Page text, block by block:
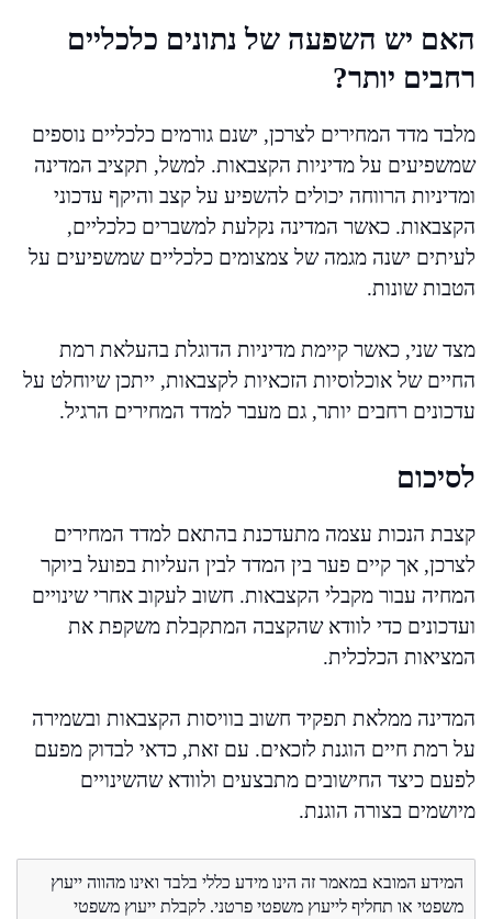
האם יש השפעה של נתונים כלכליים
רחבים יותר?
מלבד מדד המחירים לצרכן, ישנם גורמים כלכליים נוספים
שמשפיעים על מדיניות הקצבאות. למשל, תקציב המדינה
ומדיניות הרווחה יכולים להשפיע על קצב והיקף עדכוני
הקצבאות. כאשר המדינה נקלעת למשברים כלכליים,
לעיתים ישנה מגמה של צמצומים כלכליים שמשפיעים על
הטבות שונות.
מצד שני, כאשר קיימת מדיניות הדוגלת בהעלאת רמת
החיים של אוכלוסיות הזכאיות לקצבאות, ייתכן שיוחלט על
עדכונים רחבים יותר, גם מעבר למדד המחירים הרגיל.
לסיכום
קצבת הנכות עצמה מתעדכנת בהתאם למדד המחירים
לצרכן, אך קיים פער בין המדד לבין העליות בפועל ביוקר
המחיה עבור מקבלי הקצבאות. חשוב לעקוב אחרי שינויים
ועדכונים כדי לוודא שהקצבה המתקבלת משקפת את
המציאות הכלכלית.
המדינה ממלאת תפקיד חשוב בוויסות הקצבאות ובשמירה
על רמת חיים הוגנת לזכאים. עם זאת, כדאי לבדוק מפעם
לפעם כיצד החישובים מתבצעים ולוודא שהשינויים
מיושמים בצורה הוגנת.
המידע המובא במאמר זה הינו מידע כללי בלבד ואינו מהווה ייעוץ
משפטי או תחליף לייעוץ משפטי פרטני. לקבלת ייעוץ משפטי